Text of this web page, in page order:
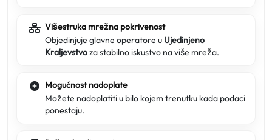
Višestruka mrežna pokrivenost
Objedinjuje glavne operatore u Ujedinjeno
Kraljevstvoza stabilno iskustvo na više mreža.
Mogućnost nadoplate
Možete nadoplatiti u bilo kojem trenutku kada podaci
ponestaju.